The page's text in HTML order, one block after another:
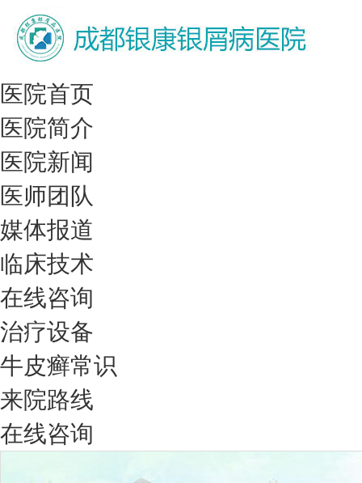
医院首页
医院简介
医院新闻
医师团队
媒体报道
临床技术
在线咨询
治疗设备
牛皮癣常识
来院路线
在线咨询